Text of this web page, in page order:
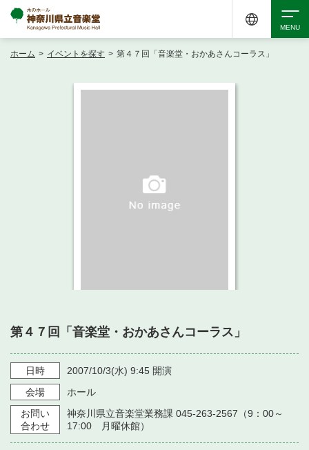
・ よくある質問
・ 施設を借りる
・ 空き状況
・ 抽選対象日
・ 利用料金
音楽堂について
・ 音楽堂のご案内
・ フロアマップ
・ 芸術参与
神奈川県立音楽堂
SNS
ホーム > イベントを探す > 第４７回「音楽堂・おかあさんコーラス」
第４７回「音楽堂・おかあさんコーラス」
日時 2007/10/3(水) 9:45 開演
会場
ホール
お問い
合わせ
神奈川県立音楽堂業務課 045-263-2567（9：00～
17:00 月曜休館）